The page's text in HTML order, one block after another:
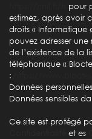
Familles sans
Familles avec 1
Maisons
Appartements
Familles avec 3
pour
estimez, après avoir
droits « Informatique
pouvez adresser
de l’existence de la
téléphonique «
:
Données
Données sensibles
Ce site est protégé
et es